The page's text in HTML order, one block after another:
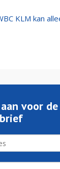
KLM kan
voor de